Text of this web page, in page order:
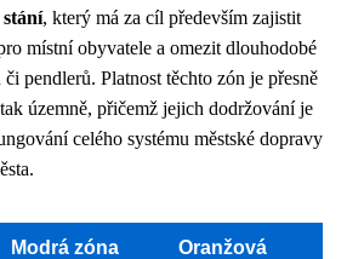
stání, který má za cíl především zajistit
místní obyvatele a omezit dlouhodobé
pendlerů. Platnost těchto zón je přesně
územně, přičemž jejich dodržování je
celého systému městské dopravy
Modrá zóna
Oranžová